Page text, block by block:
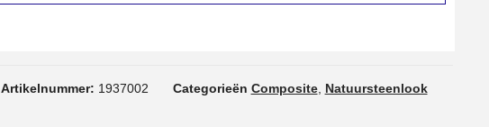
Artikelnummer: 1937002 Categorieën Composite, Natuursteenlook